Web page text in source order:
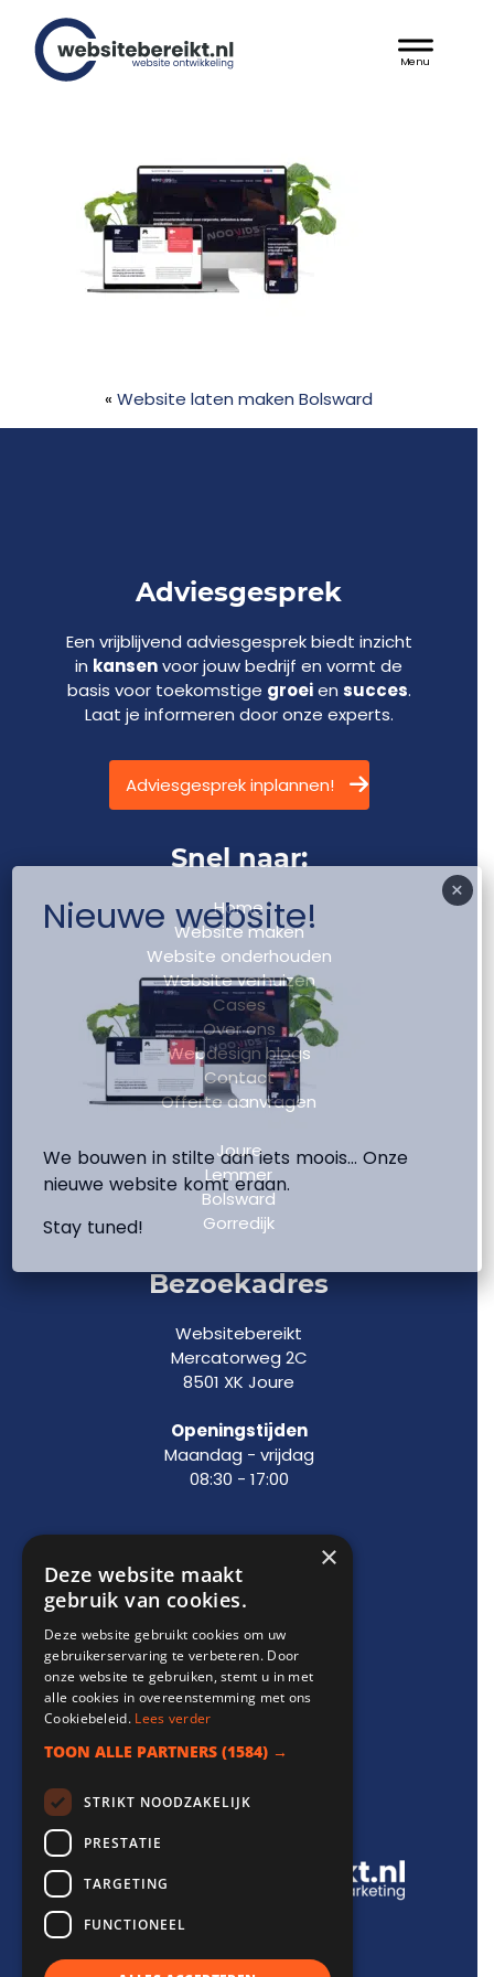
naar
de
hoofd
Websitebereikt.nl
Header
« Website laten maken Bolsward
Adviesgesprek
Een vrijblijvend adviesgesprek biedt inzicht
in kansenvoor jouw bedrijf en vormt de
basis voor toekomstige groeien succes.
Laat je informeren door onze experts.
Adviesgesprek inplannen!
Snel naar:
Home
Website maken
Website onderhouden
Website verhuizen
Cases
Over ons
Webdesign blogs
Contact
Offerte aanvragen
Joure
Lemmer
Bolsward
Gorredijk
Bezoekadres
Websitebereikt
Mercatorweg 2C
8501 XK Joure
Openingstijden
Maandag - vrijdag
08:30 - 17:00
Support
info@websitebereikt.nl
085-8209770
Nieuwe website!
We bouwen in stilte aan iets moois… Onze
nieuwe website komt eraan.
Stay tuned!
×
×
Deze website maakt
gebruik van cookies.
Deze website gebruikt cookies om uw
gebruikerservaring te verbeteren. Door
onze website te gebruiken, stemt u in met
alle cookies in overeenstemming met ons
Cookiebeleid. Lees verder
TOON ALLE PARTNERS (1584) →
STRIKT NOODZAKELIJK
PRESTATIE
TARGETING
FUNCTIONEEL